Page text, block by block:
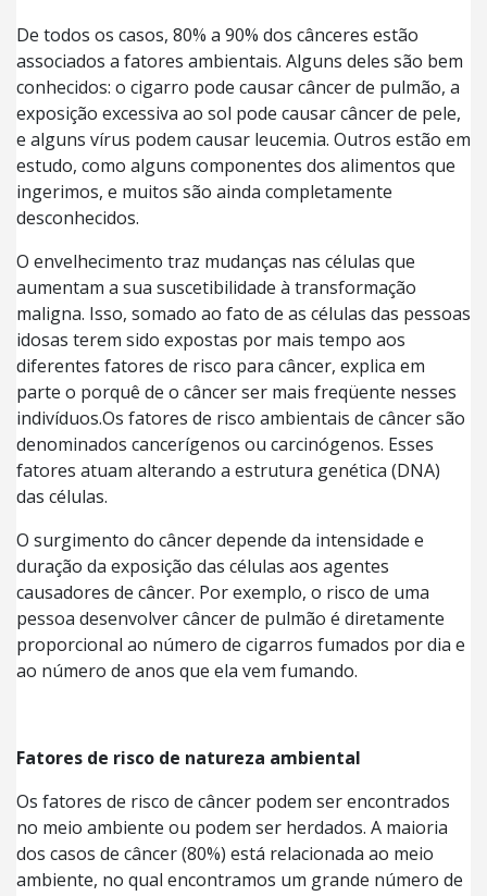
De todos os casos, 80% a 90% dos cânceres estão
associados a fatores ambientais. Alguns deles são bem
conhecidos: o cigarro pode causar câncer de pulmão, a
exposição excessiva ao sol pode causar câncer de pele,
e alguns vírus podem causar leucemia. Outros estão em
estudo, como alguns componentes dos alimentos que
ingerimos, e muitos são ainda completamente
desconhecidos.
O envelhecimento traz mudanças nas células que
aumentam a sua suscetibilidade à transformação
maligna. Isso, somado ao fato de as células das pessoas
idosas terem sido expostas por mais tempo aos
diferentes fatores de risco para câncer, explica em
parte o porquê de o câncer ser mais freqüente nesses
indivíduos.Os fatores de risco ambientais de câncer são
denominados cancerígenos ou carcinógenos. Esses
fatores atuam alterando a estrutura genética (DNA)
das células.
O surgimento do câncer depende da intensidade e
duração da exposição das células aos agentes
causadores de câncer. Por exemplo, o risco de uma
pessoa desenvolver câncer de pulmão é diretamente
proporcional ao número de cigarros fumados por dia e
ao número de anos que ela vem fumando.
Fatores de risco de natureza ambiental
Os fatores de risco de câncer podem ser encontrados
no meio ambiente ou podem ser herdados. A maioria
dos casos de câncer (80%) está relacionada ao meio
ambiente, no qual encontramos um grande número de